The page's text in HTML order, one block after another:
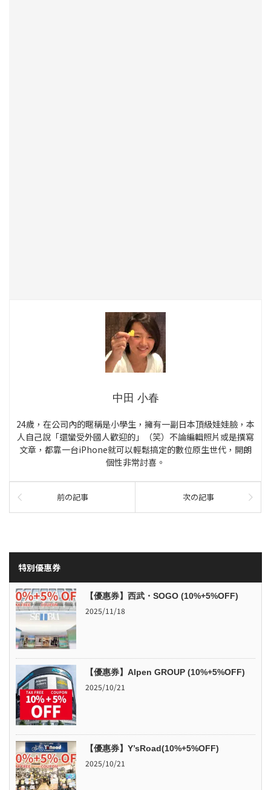
中田 小春
24歲，在公司內的暱稱是小學生，擁有一副日本頂級娃娃臉，本
人自己說「還蠻受外國人歡迎的」（笑）不論編輯照片或是撰寫
文章，都靠一台iPhone就可以輕鬆搞定的數位原生世代，開朗
個性非常討喜。
前の記事 次の記事
特別優惠券
【優惠券】西武・SOGO (10%+5%OFF)
2025/11/18
【優惠券】Alpen GROUP (10%+5%OFF)
2025/10/21
【優惠券】Y’sRoad(10%+5%OFF)
2025/10/21